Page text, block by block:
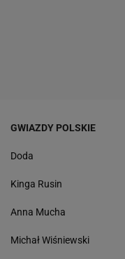
GWIAZDY POLSKIE
Doda
Kinga Rusin
Anna Mucha
Michał Wiśniewski